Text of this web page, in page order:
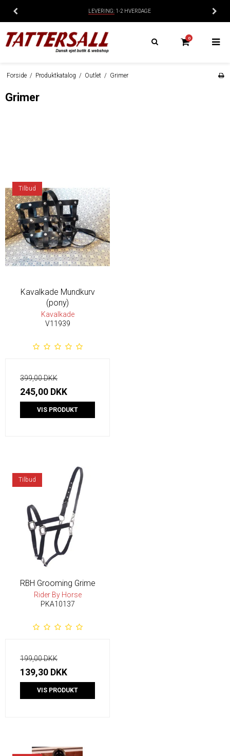
LEVERING: 1-2 HVERDAGE
0
Forside / Produktkatalog / Outlet / Grimer
Grimer
Tilbud
Kavalkade Mundkurv
(pony)
Kavalkade
V11939
399,00 DKK
245,00 DKK
VIS PRODUKT
Tilbud
RBH Grooming Grime
Rider By Horse
PKA10137
199,00 DKK
139,30 DKK
VIS PRODUKT